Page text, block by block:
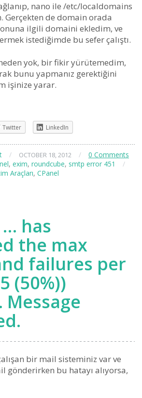
nano ile /etc/localdomains
Gerçekten de domain orada
ilgili domaini ekledim, ve
istediğimde bu sefer çalıştı.
yok, bir fikir yürütemedim,
bunu yapmanız gerektiğini
işinize yarar.
Twitter LinkedIn
/ OCTOBER 18, 2012 /
0 Comments
, exim, roundcube, smtp error 451
/
Araçları, CPanel
has
the max
failures per
(50%))
bir mail sisteminiz var ve
gönderirken bu hatayı alıyorsa,